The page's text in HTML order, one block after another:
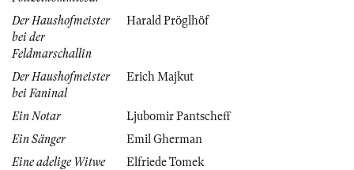
Der Haushofmeister
bei der
Feldmarschallin
Harald Pröglhöf
Der Haushofmeister
bei Faninal
Erich Majkut
Ein Notar
Ljubomir Pantscheff
Ein Sänger
Emil Gherman
Eine adelige Witwe
Elfriede Tomek